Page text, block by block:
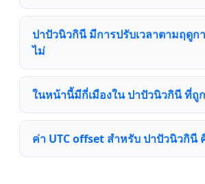
ปาปัวนิวกินี มีการปรับเวลาตามฤดูก
ไม่
ในหน้านี้มีกี่เมืองใน ปาปัวนิวกินี ที่ถู
ค่า UTC offset สำหรับ ปาปัวนิวกินี